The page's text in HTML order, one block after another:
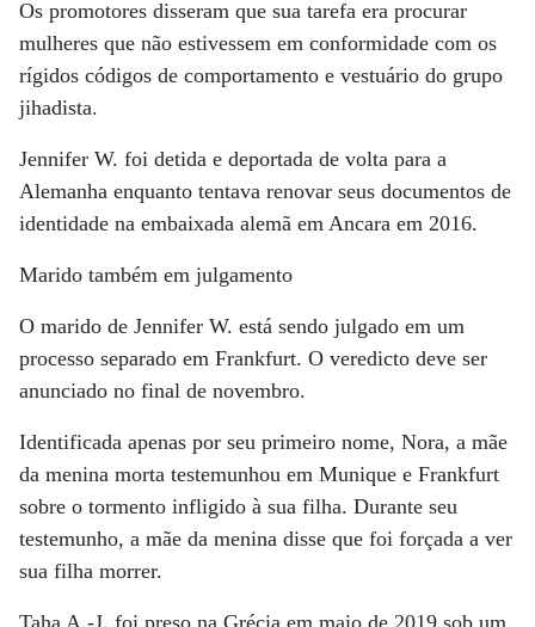
Os promotores disseram que sua tarefa era procurar
mulheres que não estivessem em conformidade com os
rígidos códigos de comportamento e vestuário do grupo
jihadista.
Jennifer W. foi detida e deportada de volta para a
Alemanha enquanto tentava renovar seus documentos de
identidade na embaixada alemã em Ancara em 2016.
Marido também em julgamento
O marido de Jennifer W. está sendo julgado em um
processo separado em Frankfurt. O veredicto deve ser
anunciado no final de novembro.
Identificada apenas por seu primeiro nome, Nora, a mãe
da menina morta testemunhou em Munique e Frankfurt
sobre o tormento infligido à sua filha. Durante seu
testemunho, a mãe da menina disse que foi forçada a ver
sua filha morrer.
Taha A.-J. foi preso na Grécia em maio de 2019 sob um